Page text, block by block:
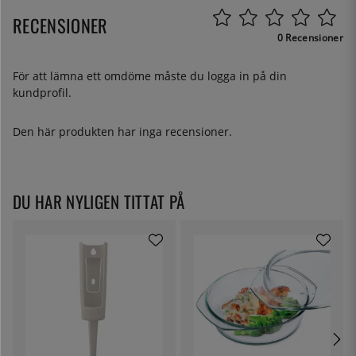
RECENSIONER 0 Recensioner
För att lämna ett omdöme måste du logga in på din
kundprofil.
Den här produkten har inga recensioner.
DU HAR NYLIGEN TITTAT PÅ